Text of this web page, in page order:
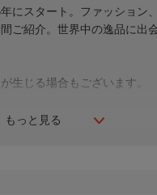
もっと見る
にスタート。ファッション
ご紹介。世界中の逸品に出
生じる場合もございます。